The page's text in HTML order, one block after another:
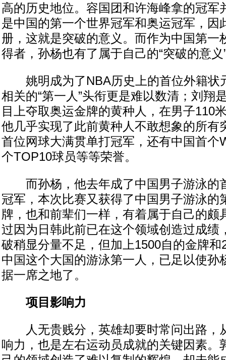
高的历史地位。容国团和许海峰拿的冠军
是中国的第一个世界冠军和奥运冠军，因
册，这就是突破的意义。而作为中国第一
得者，孙杨也有了属于自己的“突破的意义
姚明成为了NBA历史上的首位外籍状
相关的“第一人”头衔更是难以数清；刘翔
目上夺取奥运金牌的黄种人，在男子110
他几乎实现了此前黄种人不敢想象的所有
首位网球大满贯单打冠军，还有中国首个
个TOP10球员等等荣誉。
而孙杨，他去年成了中国男子游泳的
冠军，本次比赛又获得了中国男子游泳的
牌，也和前辈们一样，有着属于自己的颇
过因为日韩此前已在这个领域创造过成绩
破稍显分量不足，但加上1500自的金牌
中国这个大国的游泳第一人，已足以使孙
据一席之地了。
项目影响力
人无贵贱分，英雄却要时常问出路，
响力，也是左右运动员成就的关键因素。